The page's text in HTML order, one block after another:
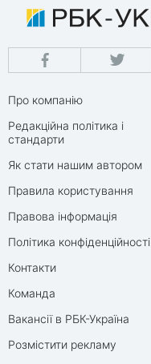
Про компанію
Редакційна політика і
стандарти
Як стати нашим автором
Правила користування
Правова інформація
Політика конфіденційності
Контакти
Команда
Вакансії в РБК-Україна
Розмістити рекламу